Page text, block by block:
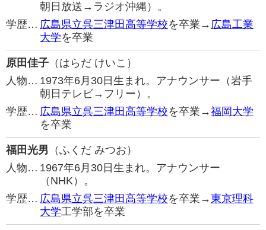
朝日放送→ラジオ沖縄）。
学歴… 広島県立呉三津田高等学校を卒業→ 広島工業
大学を卒業
原田佳子 （はらだ けいこ）
人物… 1973年6月30日生まれ。アナウンサー（岩手
朝日テレビ→フリー）。
学歴… 広島県立呉三津田高等学校を卒業→福岡大学
を卒業
福田光男 （ふくだ みつお）
人物… 1967年6月30日生まれ。アナウンサー
（NHK）。
学歴… 広島県立呉三津田高等学校を卒業→東京理科
大学工学部を卒業